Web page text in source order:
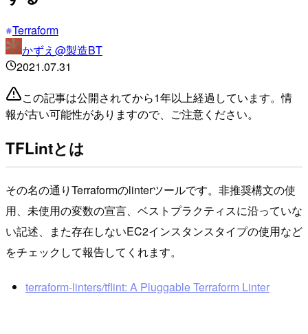
Terraform
かずえ@製造BT
2021.07.31
この記事は公開されてから1年以上経過しています。情
報が古い可能性がありますので、ご注意ください。
TFLintとは
その名の通りTerraformのlinterツールです。非推奨構文の使
用、未使用の変数の宣言、ベストプラクティスに沿っていな
い記述、また存在しないEC2インスタンスタイプの使用など
をチェックして報告してくれます。
terraform-linters/tflint: A Pluggable Terraform Linter